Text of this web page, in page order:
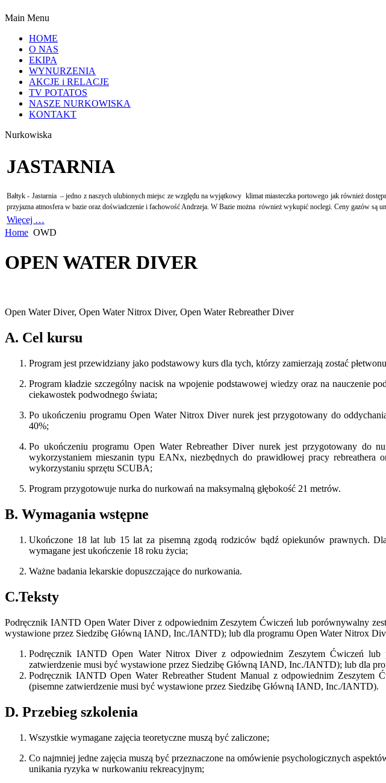
Main Menu
HOME
O NAS
EKIPA
WYNURZENIA
AKCJE i RELACJE
TV POTATOS
NASZE NURKOWISKA
KONTAKT
Nurkowiska
JASTARNIA
Bałtyk - Jastarnia – jedno z naszych ulubionych miejsc ze względu na wyjątkowy klimat miasteczka portowego jak również
przyjazna atmosfera w bazie oraz doświadczenie i fachowość Andrzeja. W Bazie można również wykupić noclegi. Ceny gazów są
Więcej …
Home OWD
OPEN WATER DIVER
Open Water Diver, Open Water Nitrox Diver, Open Water Rebreather Diver
A. Cel kursu
Program jest przewidziany jako podstawowy kurs dla tych, którzy zamierzają zostać
Program kładzie szczególny nacisk na wpojenie podstawowej wiedzy oraz na nauczenie
ciekawostek podwodnego świata;
Po ukończeniu programu Open Water Nitrox Diver nurek jest przygotowany do
40%;
Po ukończeniu programu Open Water Rebreather Diver nurek jest przygotowany do
wykorzystaniem mieszanin typu EANx, niezbędnych do prawidłowej pracy
wykorzystaniu sprzętu SCUBA;
Program przygotowuje nurka do nurkowań na maksymalną głębokość 21 metrów.
B. Wymagania wstępne
Ukończone 18 lat lub 15 lat za pisemną zgodą rodziców bądź opiekunów prawnych.
wymagane jest ukończenie 18 roku życia;
Ważne badania lekarskie dopuszczające do nurkowania.
C.Teksty
Podręcznik IANTD Open Water Diver z odpowiednim Zeszytem Ćwiczeń lub porównywalny
wystawione przez Siedzibę Główną IAND, Inc./IANTD); lub dla programu Open Water Nitrox
Podręcznik IANTD Open Water Nitrox Diver z odpowiednim Zeszytem Ćwiczeń
zatwierdzenie musi być wystawione przez Siedzibę Główną IAND, Inc./IANTD); lub dla
Podręcznik IANTD Open Water Rebreather Student Manual z odpowiednim
(pisemne zatwierdzenie musi być wystawione przez Siedzibę Główną IAND, Inc./IANTD).
D. Przebieg szkolenia
Wszystkie wymagane zajęcia teoretyczne muszą być zaliczone;
Co najmniej jedne zajęcia muszą być przeznaczone na omówienie psychologicznych
unikania ryzyka w nurkowaniu rekreacyjnym;